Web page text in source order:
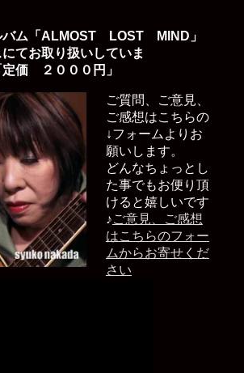
バム「ALMOST LOST MIND」
てお取り扱いしていま
０００円」
ご質問、ご意見、
ご感想はこちらの
↓フォームよりお
願いします。
どんなちょっとし
た事でもお便り頂
けると嬉しいです
♪ご意見、ご感想
はこちらのフォー
ムからお寄せくだ
さい